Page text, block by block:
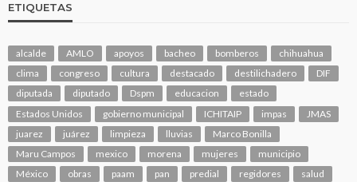
ETIQUETAS
alcalde AMLO apoyos bacheo bomberos
chihuahua
clima
congreso cultura destacado destilichadero
DIF
diputada
diputado Dspm educacion
estado
Estados Unidos
gobierno municipal ICHITAIP impas
JMAS
juarez
juárez limpieza lluvias
Marco Bonilla
Maru Campos
mexico morena mujeres
municipio
México
obras paam pan predial regidores
salud